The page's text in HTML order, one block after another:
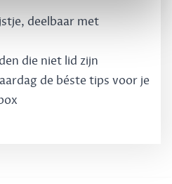
deelbaar met
die niet lid zijn
de béste tips voor je